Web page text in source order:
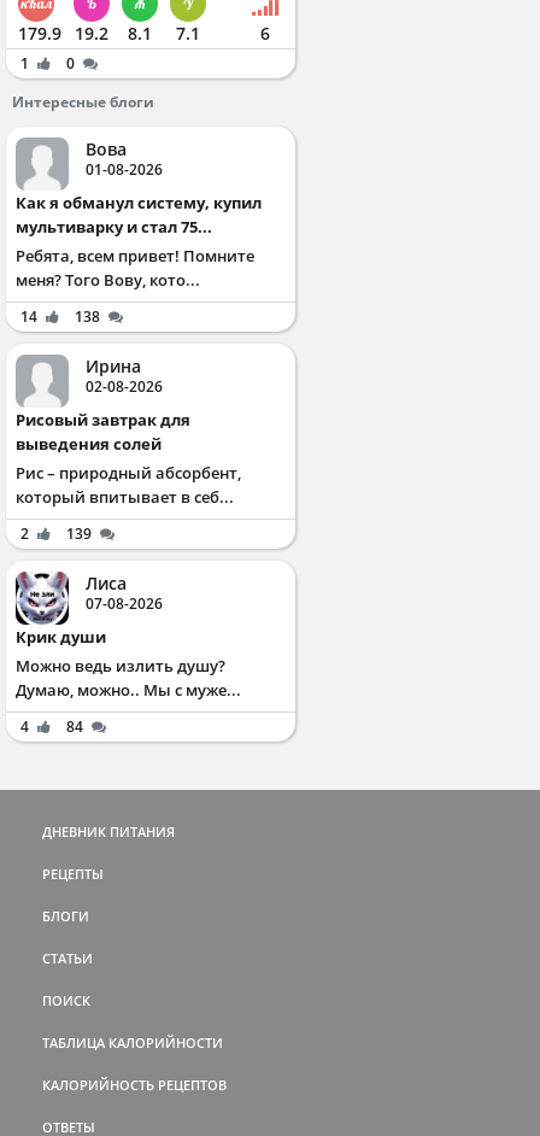
179.9 19.2 8.1 7.1 6
1
0
Интересные блоги
Вова
01-08-2026
Как я обманул систему, купил
мультиварку и стал 75...
Ребята, всем привет! Помните
меня? Того Вову, кото...
14 138
Ирина
02-08-2026
Рисовый завтрак для
выведения солей
Рис – природный абсорбент,
который впитывает в себ...
2 139
Лиса
07-08-2026
Крик души
Можно ведь излить душу?
Думаю, можно.. Мы с муже...
4 84
ДНЕВНИК ПИТАНИЯ
РЕЦЕПТЫ
БЛОГИ
СТАТЬИ
ПОИСК
ТАБЛИЦА КАЛОРИЙНОСТИ
КАЛОРИЙНОСТЬ РЕЦЕПТОВ
ОТВЕТЫ